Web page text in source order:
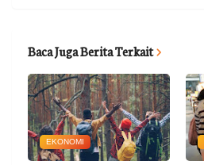
Baca Juga Berita Terkait
EKONOMI